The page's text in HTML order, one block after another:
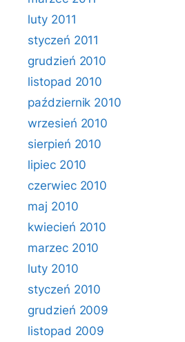
luty 2011
styczeń 2011
grudzień 2010
listopad 2010
październik 2010
wrzesień 2010
sierpień 2010
lipiec 2010
czerwiec 2010
maj 2010
kwiecień 2010
marzec 2010
luty 2010
styczeń 2010
grudzień 2009
listopad 2009